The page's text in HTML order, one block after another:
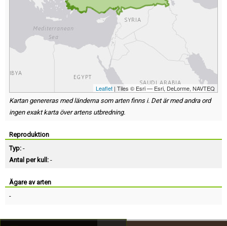
Leaflet | Tiles © Esri — Esri, DeLorme, NAVTEQ
Kartan genereras med länderna som arten finns i. Det är med andra ord
ingen exakt karta över artens utbredning.
Reproduktion
Typ: -
Antal per kull: -
Ägare av arten
-